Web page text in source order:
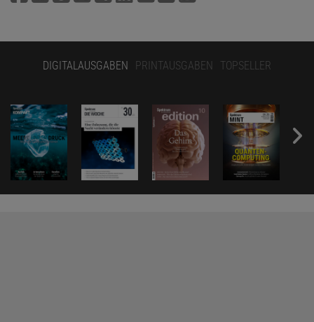
DIGITALAUSGABEN PRINTAUSGABEN TOPSELLER